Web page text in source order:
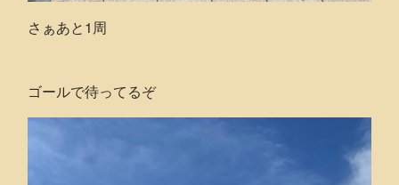
さぁあと1周
ゴールで待ってるぞ